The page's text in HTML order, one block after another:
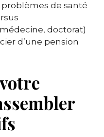
de santé
doctorat)
d’une pension